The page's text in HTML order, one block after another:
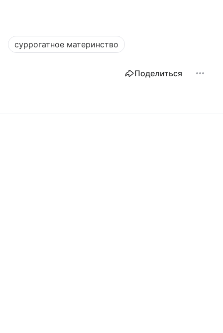
суррогатное материнство
Поделиться